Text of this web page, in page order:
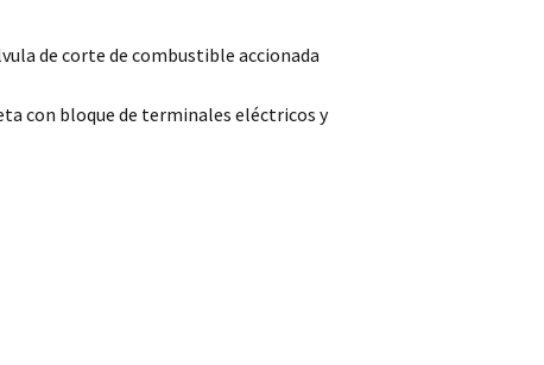
de corte de combustible accionada
con bloque de terminales eléctricos y